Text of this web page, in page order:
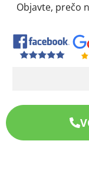
Objavte, prečo